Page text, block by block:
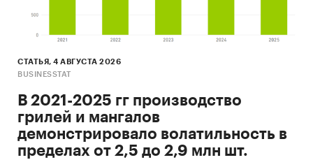
СТАТЬЯ, 4 АВГУСТА 2026
BUSINESSTAT
В 2021-2025 гг производство
грилей и мангалов
демонстрировало волатильность в
пределах от 2,5 до 2,9 млн шт.